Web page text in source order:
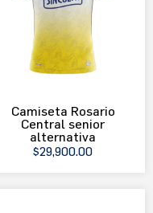
EXPLORAR PRODUCTO
Camiseta Rosario
Central senior
alternativa
$29,900.00